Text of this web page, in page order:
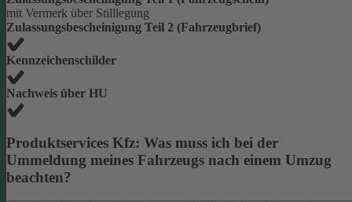
mit Vermerk über Stilllegung
Zulassungsbescheinigung Teil 2 (Fahrzeugbrief)
Kennzeichenschilder
Nachweis über HU
Produktservices Kfz: Was muss ich bei der
Ummeldung meines Fahrzeugs nach einem Umzug
beachten?